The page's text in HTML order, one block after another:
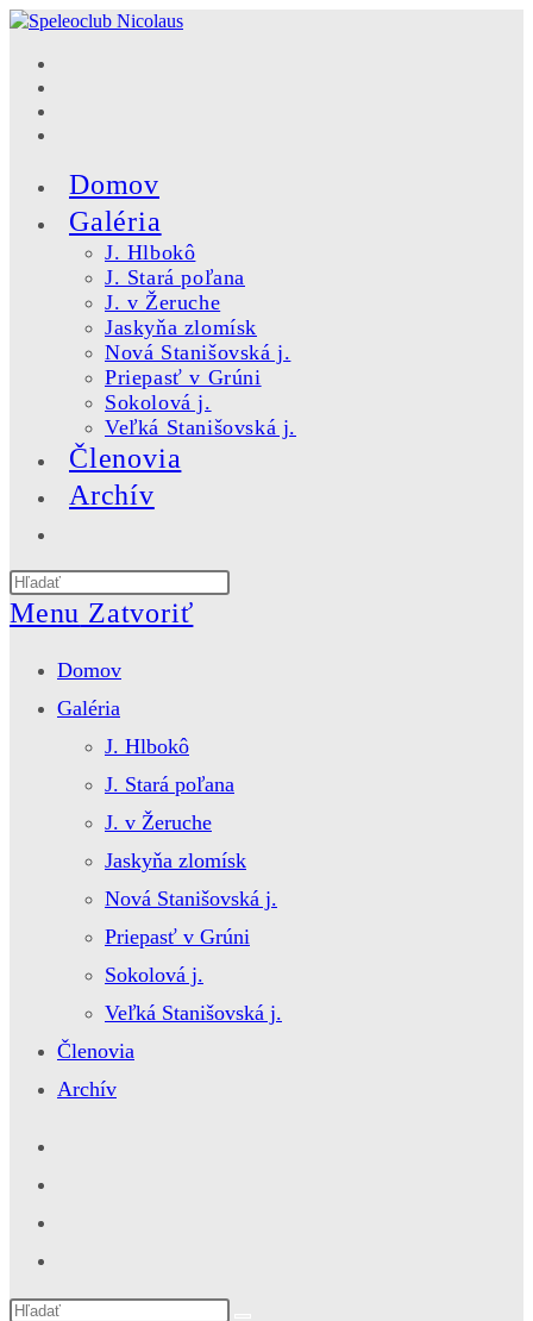
Skip
content
Domov
Galéria
J. Hlbokô
J. Stará poľana
J. v Žeruche
Jaskyňa zlomísk
Nová Stanišovská j.
Priepasť v Grúni
Sokolová j.
Veľká Stanišovská j.
Členovia
Archív
website
search
Menu Zatvoriť
Domov
Galéria
J. Hlbokô
J. Stará poľana
J. v Žeruche
Jaskyňa zlomísk
Nová Stanišovská j.
Priepasť v Grúni
Sokolová j.
Veľká Stanišovská j.
Členovia
Archív
Search